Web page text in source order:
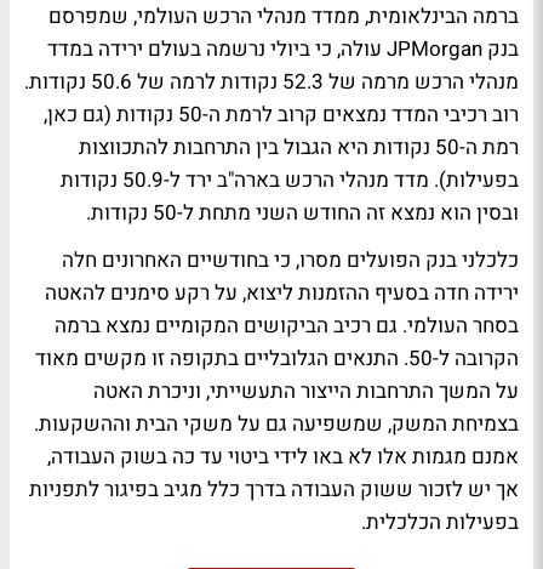
ברמה הבינלאומית, ממדד מנהלי הרכש העולמי, שמפרסם
בנק JPMorgan עולה, כי ביולי נרשמה בעולם ירידה במדד
מנהלי הרכש מרמה של 52.3 נקודות לרמה של 50.6 נקודות.
רוב רכיבי המדד נמצאים קרוב לרמת ה-50 נקודות (גם כאן,
רמת ה-50 נקודות היא הגבול בין התרחבות להתכווצות
בפעילות). מדד מנהלי הרכש בארה"ב ירד ל-50.9 נקודות
ובסין הוא נמצא זה החודש השני מתחת ל-50 נקודות.
כלכלני בנק הפועלים מסרו, כי בחודשיים האחרונים חלה
ירידה חדה בסעיף ההזמנות ליצוא, על רקע סימנים להאטה
בסחר העולמי. גם רכיב הביקושים המקומיים נמצא ברמה
הקרובה ל-50. התנאים הגלובליים בתקופה זו מקשים מאוד
על המשך התרחבות הייצור התעשייתי, וניכרת האטה
בצמיחת המשק, שמשפיעה גם על משקי הבית וההשקעות.
אמנם מגמות אלו לא באו לידי ביטוי עד כה בשוק העבודה,
אך יש לזכור ששוק העבודה בדרך כלל מגיב בפיגור לתפניות
בפעילות הכלכלית.